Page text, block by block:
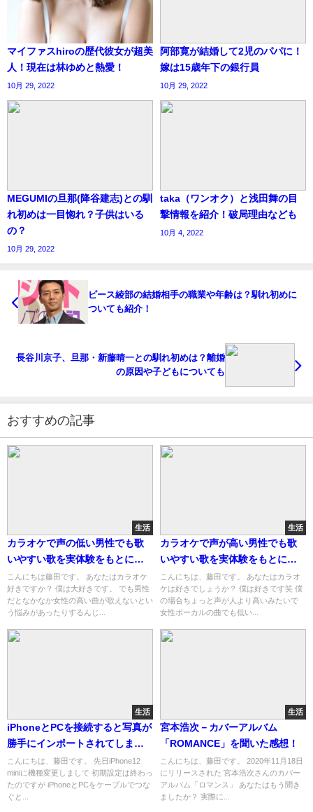
マイファスhiroの歴代彼女が超美
人！現在は林ゆめと熱愛！
10月 29, 2022
阿部寛が結婚して2児のパパに！
嫁は15歳年下の銀行員
10月 29, 2022
MEGUMIの旦那(降谷建志)との馴
れ初めは一目惚れ？子供はいる
の？
10月 29, 2022
taka（ワンオク）と浅田舞の目
撃情報を紹介！破局理由なども
10月 4, 2022
ピース綾部の結婚相手の職業や年齢は？馴れ初めに
ついても紹介！
長谷川京子、旦那・新藤晴一との馴れ初めは？離婚
の原因や子どもについても
おすすめの記事
生活
カラオケで声の低い男性でも歌
いやすい歌を実体験をもとに紹
介します
こんにちは藤田です。 あなたはカラオケ
好きですか？ 僕は大好きです。 でも男性
だとなかなか女性の高い曲が歌えないとい
う悩みがあったりするんじ...
生活
カラオケで声が高い男性でも歌
いやすい歌を実体験をもとに紹
介します
こんにちは、藤田です。 あなたはカラオ
ケは好きでしょうか？ 僕は好きです笑 僕
の場合ちょっと声が人より高いみたいで
女性ボーカルの曲でも低い...
生活
iPhoneとPCを接続すると写真が
勝手にインポートされてしまう
解決法！
こんにちは、藤田です。 先日iPhone12
miniに機種変更しまして 初期設定は終わっ
たのですが iPhoneとPCをケーブルでつな
ぐと...
生活
宮本浩次－カバーアルバム
「ROMANCE」を聞いた感想！
こんにちは、藤田です。 2020年11月18日
にリリースされた 宮本浩次さんのカバー
アルバム「ロマンス」 あなたはもう聞き
ましたか？ 実際に...